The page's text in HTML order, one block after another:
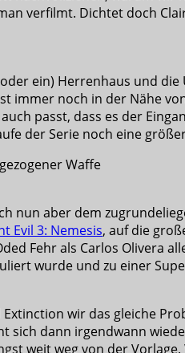
verfilmt. Dichtet doch
ein) Herrenhaus und
immer noch in der Nähe
passt, dass es der
der Serie noch eine
nun aber dem
Evil 3: Nemesis, auf die
Fehr als Carlos Olivera
wurde und zu einer
wir das gleiche
sich dann irgendwann
weit weg von der